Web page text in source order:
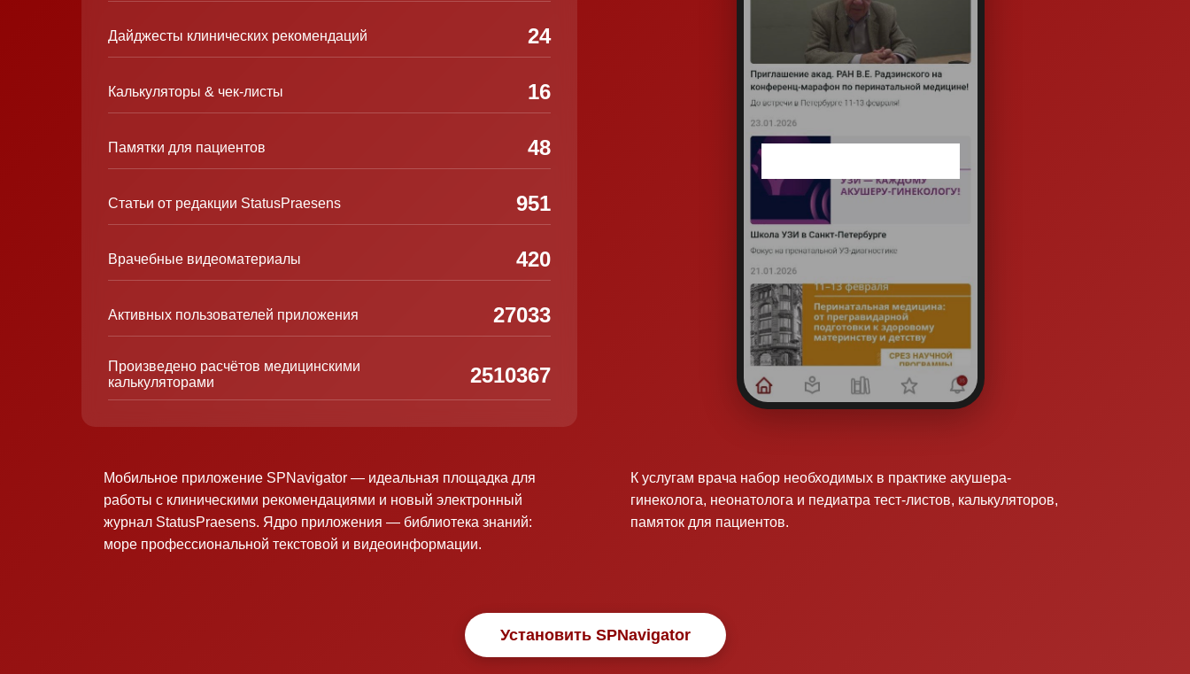
Дайджесты клинических рекомендаций 24
Калькуляторы & чек-листы 16
Памятки для пациентов 48
Статьи от редакции StatusPraesens 951
Врачебные видеоматериалы 420
Активных пользователей приложения 27033
Произведено расчётов медицинскими
калькуляторами
2510367
Мобильное приложение SPNavigator — идеальная площадка для
работы с клиническими рекомендациями и новый электронный
журнал StatusPraesens. Ядро приложения — библиотека знаний:
море профессиональной текстовой и видеоинформации.
К услугам врача набор необходимых в практике акушера-
гинеколога, неонатолога и педиатра тест-листов, калькуляторов,
памяток для пациентов.
Установить SPNavigator